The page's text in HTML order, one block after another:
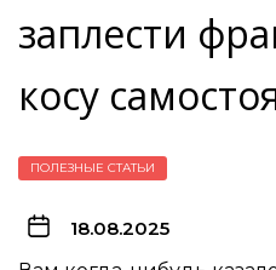
заплести
косу
ПОЛЕЗНЫЕ СТАТЬИ
18.08.2025